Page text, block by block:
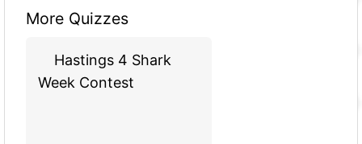
More Quizzes
Hastings 4 Shark
Week Contest